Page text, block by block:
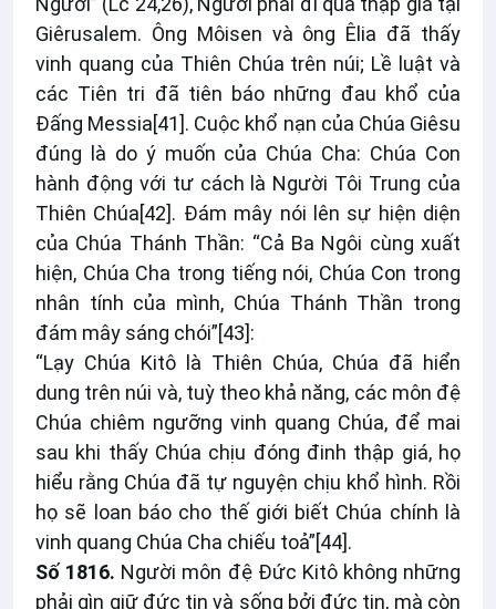
Giêrusalem. Ông Môisen và ông Êlia đã thấy
vinh quang của Thiên Chúa trên núi; Lề luật và
các Tiên tri đã tiên báo những đau khổ của
Đấng Messia[41]. Cuộc khổ nạn của Chúa Giêsu
đúng là do ý muốn của Chúa Cha: Chúa Con
hành động với tư cách là Người Tôi Trung của
Thiên Chúa[42]. Đám mây nói lên sự hiện diện
của Chúa Thánh Thần: “Cả Ba Ngôi cùng xuất
hiện, Chúa Cha trong tiếng nói, Chúa Con trong
nhân tính của mình, Chúa Thánh Thần trong
đám mây sáng chói”[43]:
“Lạy Chúa Kitô là Thiên Chúa, Chúa đã hiển
dung trên núi và, tuỳ theo khả năng, các môn đệ
Chúa chiêm ngưỡng vinh quang Chúa, để mai
sau khi thấy Chúa chịu đóng đinh thập giá, họ
hiểu rằng Chúa đã tự nguyện chịu khổ hình. Rồi
họ sẽ loan báo cho thế giới biết Chúa chính là
vinh quang Chúa Cha chiếu toả”[44].
Số 1816. Người môn đệ Đức Kitô không những
phải gìn giữ đức tin và sống bởi đức tin, mà còn